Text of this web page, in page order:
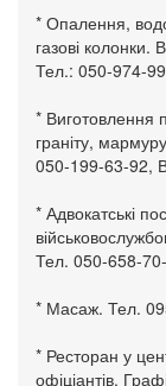
* Опалення,
газові колонки.
Тел.: 050-974-
* Виготовлення
граніту,
050-199-63-92,
* Адвокатські
Тел. 050-658-
* Масаж. Тел.
* Ресторан у
офіціантів.